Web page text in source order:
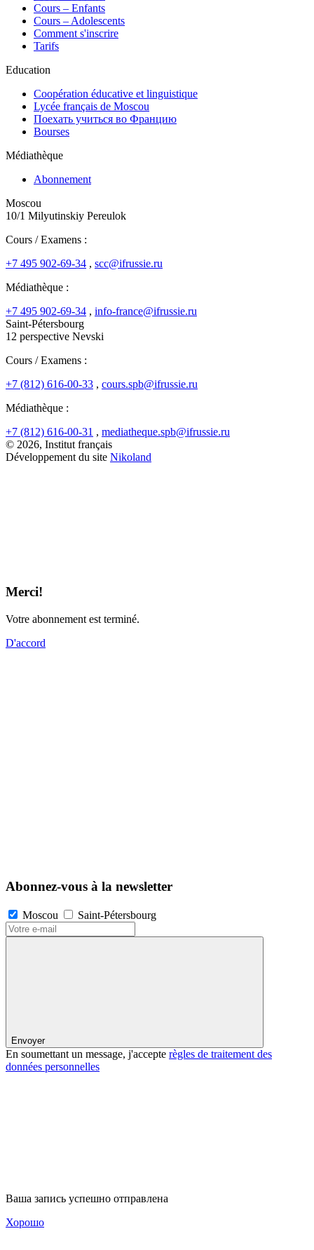
Cours – Enfants
Cours – Adolescents
Comment s'inscrire
Tarifs
Education
Coopération éducative et linguistique
Lycée français de Moscou
Поехать учиться во Францию
Bourses
Médiathèque
Abonnement
Moscou
10/1 Milyutinskiy Pereulok
Cours / Examens :
+7 495 902-69-34 , scc@ifrussie.ru
Médiathèque :
+7 495 902-69-34 , info-france@ifrussie.ru
Saint-Pétersbourg
12 perspective Nevski
Cours / Examens :
+7 (812) 616-00-33 , cours.spb@ifrussie.ru
Médiathèque :
+7 (812) 616-00-31 , mediatheque.spb@ifrussie.ru
© 2026, Institut français
Développement du site Nikoland
Merci!
Votre abonnement est terminé.
D'accord
Abonnez-vous à la newsletter
Moscou Saint-Pétersbourg
Envoyer
En soumettant un message, j'accepte règles de traitement des
données personnelles
Ваша запись успешно отправлена
Хорошо